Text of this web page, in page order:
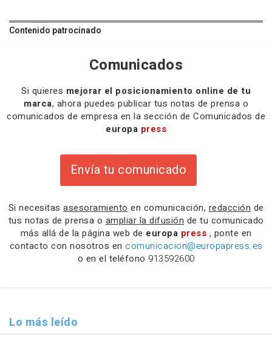
Contenido patrocinado
Comunicados
Si quieres mejorar el posicionamiento online de tu
marca, ahora puedes publicar tus notas de prensa o
comunicados de empresa en la sección de Comunicados de
europa press
Envía tu comunicado
Si necesitas asesoramiento en comunicación, redacción de
tus notas de prensa o ampliar la difusión de tu comunicado
más allá de la página web de europa press , ponte en
contacto con nosotros en comunicacion@europapress.es
o en el teléfono 913592600
Lo más leído